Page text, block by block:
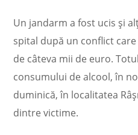
Un jandarm a fost ucis și
spital după un conflict
de câteva mii de euro.
consumului de alcool, în
duminică, în localitatea
dintre victime.